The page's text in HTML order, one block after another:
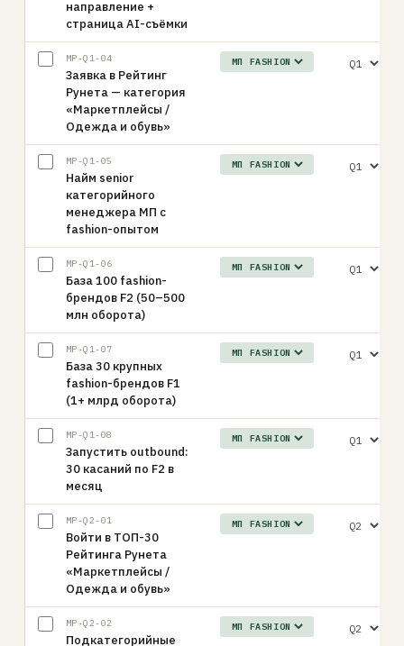
направление +
страница AI-съёмки
MP-Q1-04
Заявка в Рейтинг
Рунета — категория
«Маркетплейсы /
Одежда и обувь»
MP-Q1-05
Найм senior
категорийного
менеджера МП с
fashion-опытом
MP-Q1-06
База 100 fashion-
брендов F2 (50–500
млн оборота)
MP-Q1-07
База 30 крупных
fashion-брендов F1
(1+ млрд оборота)
MP-Q1-08
Запустить outbound:
30 касаний по F2 в
месяц
MP-Q2-01
Войти в ТОП-30
Рейтинга Рунета
«Маркетплейсы /
Одежда и обувь»
MP-Q2-02
Подкатегорийные